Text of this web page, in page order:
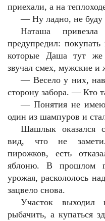
приехали, а на
—Ну ладно, не
Наташа
предупредил:
которые Даша тут же
звучал смех, мужские и
— Весело у них,
сторону забора. — Кто
—Понятия не
один из шампуров и
Шашлык оказался
вид, что не
пирожков, есть
яблоню. В прошлом
урожая, раскололось
зацвело снова.
Участок
рыбачить, а купаться